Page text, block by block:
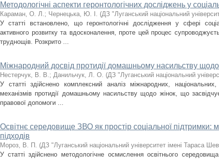
Методологічні аспекти геронтологічних досліджень у
Караман, О. Л.; Чернецька, Ю. І. (ДЗ "Луганський національний
У статті встановлено, що геронтологічні дослідження у сфері
активного розвитку та вдосконалення, проте цей процес
труднощів. Розкрито ...
Міжнародний досвід протидії домашньому насильству щодо
Нестерчук, В. В.; Данильчук, Л. О. (ДЗ "Луганський національний
У статті здійснено комплексний аналіз міжнародних, національних,
механізмів протидії домашньому насильству щодо жінок, що
правової допомоги ...
Освітнє середовище ЗВО як простір соціальної підтримки:
підходів
Мороз, В. П. (ДЗ "Луганський національний університет імені Тараса
У статті здійснено методологічне осмислення освітнього